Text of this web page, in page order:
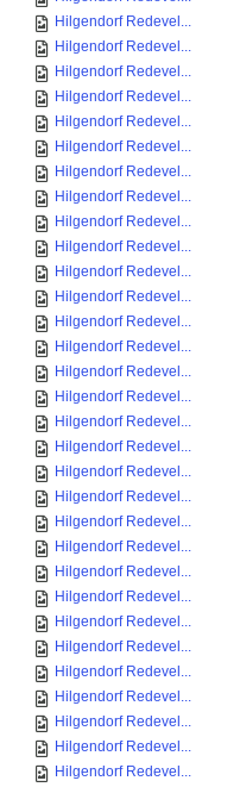
Hilgendorf Redevel...
Hilgendorf Redevel...
Hilgendorf Redevel...
Hilgendorf Redevel...
Hilgendorf Redevel...
Hilgendorf Redevel...
Hilgendorf Redevel...
Hilgendorf Redevel...
Hilgendorf Redevel...
Hilgendorf Redevel...
Hilgendorf Redevel...
Hilgendorf Redevel...
Hilgendorf Redevel...
Hilgendorf Redevel...
Hilgendorf Redevel...
Hilgendorf Redevel...
Hilgendorf Redevel...
Hilgendorf Redevel...
Hilgendorf Redevel...
Hilgendorf Redevel...
Hilgendorf Redevel...
Hilgendorf Redevel...
Hilgendorf Redevel...
Hilgendorf Redevel...
Hilgendorf Redevel...
Hilgendorf Redevel...
Hilgendorf Redevel...
Hilgendorf Redevel...
Hilgendorf Redevel...
Hilgendorf Redevel...
Hilgendorf Redevel...